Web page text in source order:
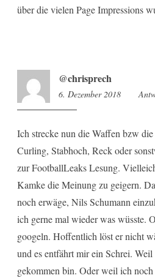
über die vielen Page Impressions
@chrisprech
6. Dezember 2018
Ich strecke nun die Waffen bzw
Curling, Stabhoch, Reck oder
zur FootballLeaks Lesung.
Kamke die Meinung zu geigern.
noch erwäge, Nils Schumann
ich gerne mal wieder was wüsste.
googeln. Hoffentlich löst er nicht
und es entfährt mir ein Schrei.
gekommen bin. Oder weil ich